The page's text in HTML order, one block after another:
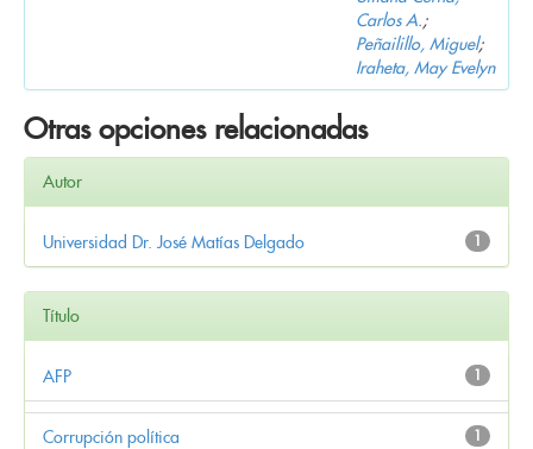
Carlos A.;
Peñailillo, Miguel;
Iraheta, May Evelyn
Otras opciones relacionadas
Autor
1
Universidad Dr. José Matías Delgado
Título
1
AFP
1
Corrupción política